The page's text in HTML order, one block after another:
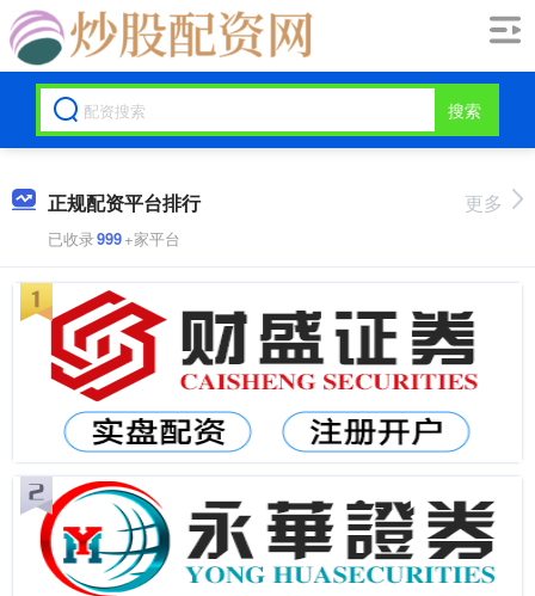
搜索
正规配资平台排行
已收录999+家平台
更多